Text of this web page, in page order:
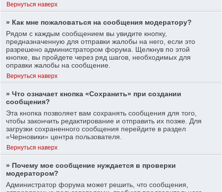
Вернуться наверх
» Как мне пожаловаться на сообщения модератору?
Рядом с каждым сообщением вы увидите кнопку,
предназначенную для отправки жалобы на него, если это
разрешено администратором форума. Щелкнув по этой
кнопке, вы пройдете через ряд шагов, необходимых для
оправки жалобы на сообщение.
Вернуться наверх
» Что означает кнопка «Сохранить» при создании
сообщения?
Эта кнопка позволяет вам сохранять сообщения для того,
чтобы закончить редактирование и отправить их позже. Для
загрузки сохраненного сообщения перейдите в раздел
«Черновики» центра пользователя.
Вернуться наверх
» Почему мое сообщение нуждается в проверки
модератором?
Администратор форума может решить, что сообщения,